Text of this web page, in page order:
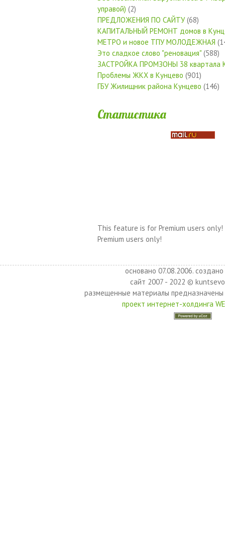
управой) (2)
ПРЕДЛОЖЕНИЯ ПО САЙТУ(68)
КАПИТАЛЬНЫЙ РЕМОНТ домов в
МЕТРО и новое ТПУ МОЛОДЕЖНАЯ
Это сладкое слово "реновация" (588)
ЗАСТРОЙКА ПРОМЗОНЫ 38 квартала
Проблемы ЖКХ в Кунцево (901)
ГБУ Жилищник района Кунцево (146)
Статистика
This feature is for Premium users only!
Premium users only!
основано 07.08.2006.
сайт 2007 - 2022 ©
размещенные материалы
проект интернет-холдинга